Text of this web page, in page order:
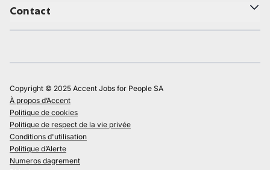
Contact
Copyright © 2025 Accent Jobs for People SA
À propos d’Accent
Politique de cookies
Politique de respect de la vie privée
Conditions d'utilisation
Politique d’Alerte
Numeros dagrement